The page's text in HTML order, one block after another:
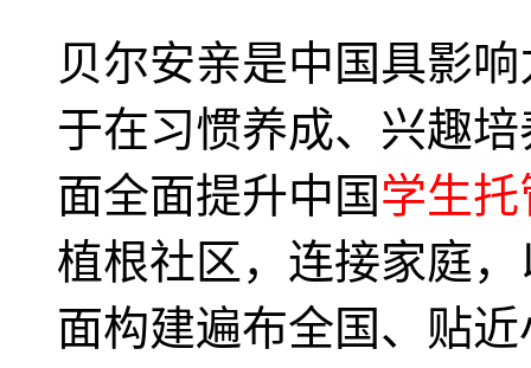
贝尔安亲是中国具影
于在习惯养成、兴趣
面全面提升中国学生托
植根社区，连接家庭
面构建遍布全国、贴